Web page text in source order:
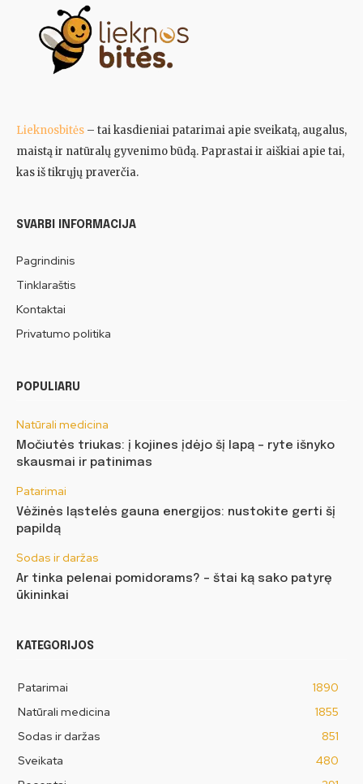
Lieknosbitės – tai kasdieniai patarimai apie sveikatą, augalus,
maistą ir natūralų gyvenimo būdą. Paprastai ir aiškiai apie tai,
kas iš tikrųjų praverčia.
SVARBI INFORMACIJA
Pagrindinis
Tinklaraštis
Kontaktai
Privatumo politika
POPULIARU
Natūrali medicina
Močiutės triukas: į kojines įdėjo šį lapą – ryte išnyko
skausmai ir patinimas
Patarimai
Vėžinės ląstelės gauna energijos: nustokite gerti šį
papildą
Sodas ir daržas
Ar tinka pelenai pomidorams? – štai ką sako patyrę
ūkininkai
KATEGORIJOS
Patarimai
1890
Natūrali medicina
1855
Sodas ir daržas
851
Sveikata
480